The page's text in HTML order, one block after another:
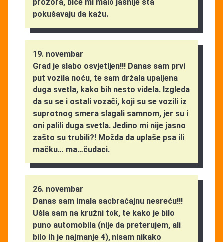
prozora, biće mi malo jasnije šta
pokušavaju da kažu.
19. novembar
Grad je slabo osvjetljen!!! Danas sam prvi
put vozila noću, te sam držala upaljena
duga svetla, kako bih nesto videla. Izgleda
da su se i ostali vozači, koji su se vozili iz
suprotnog smera slagali samnom, jer su i
oni palili duga svetla. Jedino mi nije jasno
zašto su trubili?! Možda da uplaše psa ili
mačku… ma…čudaci.
26. novembar
Danas sam imala saobraćajnu nesreću!!!
Ušla sam na kružni tok, te kako je bilo
puno automobila (nije da preterujem, ali
bilo ih je najmanje 4), nisam nikako